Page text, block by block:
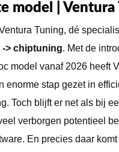
model | Ventura
Tuning, dé
-> chiptuning. Met de
model vanaf 2026 heeft
enorme stap gezet in
Toch blijft er net als bij
verborgen potentieel
En precies daar